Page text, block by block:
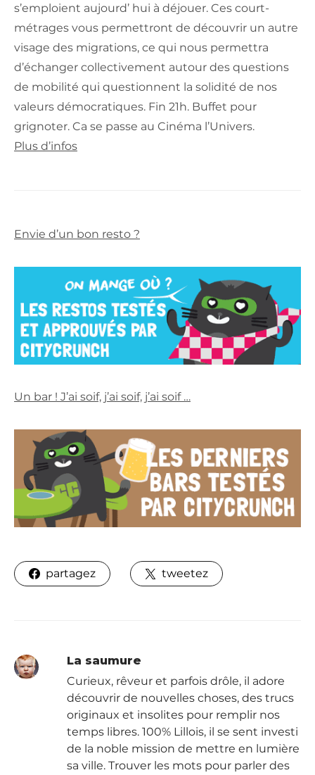
s’emploient aujourd’ hui à déjouer. Ces court-
métrages vous permettront de découvrir un autre
visage des migrations, ce qui nous permettra
d’échanger collectivement autour des questions
de mobilité qui questionnent la solidité de nos
valeurs démocratiques. Fin 21h. Buffet pour
grignoter. Ca se passe au Cinéma l’Univers.
Plus d’infos
Envie d’un bon resto ?
Un bar ! J’ai soif, j’ai soif, j’ai soif …
partagez tweetez
La saumure
Curieux, rêveur et parfois drôle, il adore
découvrir de nouvelles choses, des trucs
originaux et insolites pour remplir nos
temps libres. 100% Lillois, il se sent investi
de la noble mission de mettre en lumière
sa ville. Trouver les mots pour parler des